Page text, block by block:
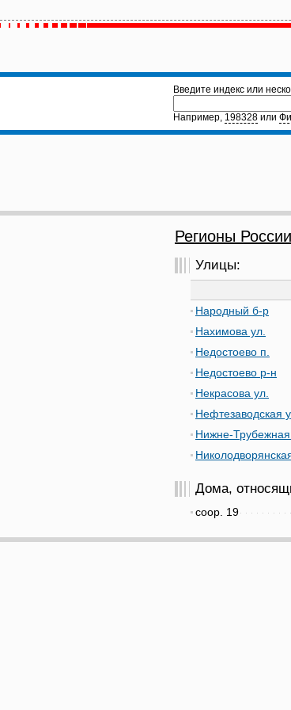
Введите индекс или
Например, 198328 или
Регионы России
Улицы:
Народный б-р
Нахимова ул.
Недостоево п.
Недостоево р-н
Некрасова ул.
Нефтезаводская
Нижне-Трубежная
Дома,
соор. 19